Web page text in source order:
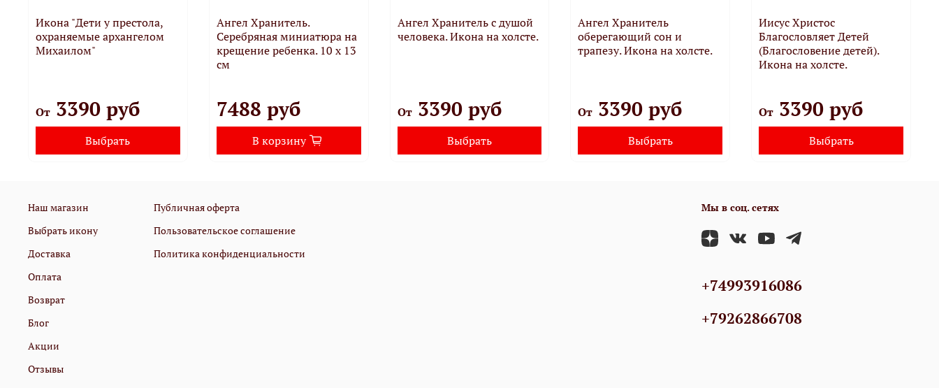
Икона "Дети у престола,
охраняемые архангелом
Михаилом"
От 3390 руб
Выбрать
Ангел Хранитель.
Серебряная миниатюра на
крещение ребенка. 10 х 13
см
7488 руб
В корзину
Ангел Хранитель с душой
человека. Икона на холсте.
От3390 руб
Выбрать
Ангел Хранитель
оберегающий сон и
трапезу. Икона на холсте.
От 3390 руб
Выбрать
Иисус Христос
Благословляет Детей
(Благословение детей).
Икона на холсте.
От 3390 руб
Выбрать
Наш магазин
Выбрать икону
Доставка
Оплата
Возврат
Блог
Акции
Отзывы
Публичная оферта
Пользовательское соглашение
Политика конфиденциальности
Мы в соц. сетях
+74993916086
+79262866708